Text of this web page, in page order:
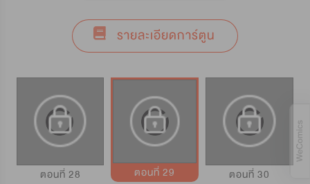
รายละเอียดการ์ตูน
ตอนที่ 28 ตอนที่ 29 ตอนที่ 30